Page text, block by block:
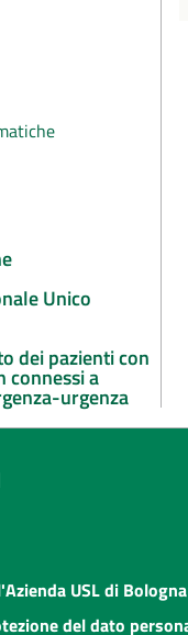
Unico
dei pazienti con
connessi a
urgenza
USL di Bologna
del dato